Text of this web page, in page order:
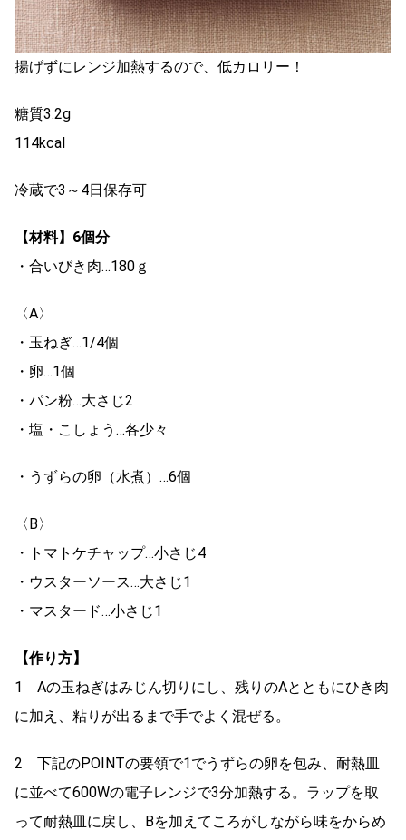
揚げずにレンジ加熱するので、低カロリー！
糖質3.2g
114kcal
冷蔵で3～4日保存可
【材料】6個分
・合いびき肉…180ｇ
〈A〉
・玉ねぎ…1/4個
・卵…1個
・パン粉…大さじ2
・塩・こしょう…各少々
・うずらの卵（水煮）…6個
〈B〉
・トマトケチャップ…小さじ4
・ウスターソース…大さじ1
・マスタード…小さじ1
【作り方】
1 Aの玉ねぎはみじん切りにし、残りのAとともにひき肉
に加え、粘りが出るまで手でよく混ぜる。
2 下記のPOINTの要領で1でうずらの卵を包み、耐熱皿
に並べて600Wの電子レンジで3分加熱する。ラップを取
って耐熱皿に戻し、Bを加えてころがしながら味をからめ